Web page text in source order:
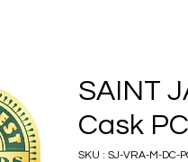
SAINT
Cask
SKU : SJ-VRA-M-DC-